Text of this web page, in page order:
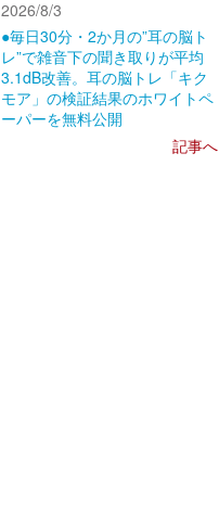
2026/8/3
●毎日30分・2か月の”耳の脳ト
レ”で雑音下の聞き取りが平均
3.1dB改善。耳の脳トレ「キク
モア」の検証結果のホワイトペ
ーパーを無料公開
記事へ